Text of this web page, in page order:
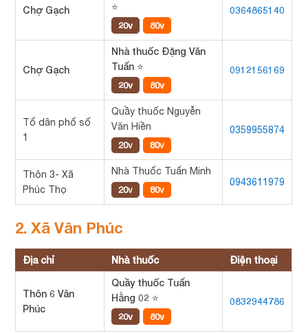
Chợ Gạch
⭐
20v 80v
0364865140
Chợ Gạch
Nhà thuốc Đặng Văn
Tuấn ⭐
20v 80v
0912156169
Tổ dân phố số
1
Quầy thuốc Nguyễn
Văn Hiền
20v 80v
0359955874
Thôn 3- Xã
Phúc Thọ
Nhà Thuốc Tuấn Minh
20v 80v
0943611979
2. Xã Vân Phúc
Địa chỉ Nhà thuốc Điện thoại
Thôn 6 Vân
Phúc
Quầy thuốc Tuấn
Hằng 02 ⭐
20v 80v
0832944786